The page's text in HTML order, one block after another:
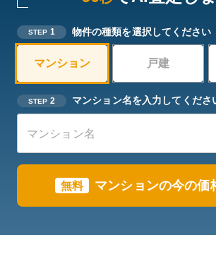
STEP 1 物件の種類を選択してください
マンション 戸建
STEP 2 マンション名を入力してくださ
無料 マンションの今の価